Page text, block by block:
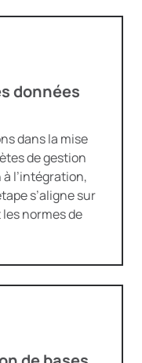
données
dans la mise
de gestion
l’intégration,
s’aligne sur
normes de